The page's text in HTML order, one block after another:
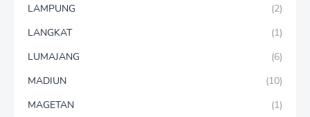
LAMPUNG
(2)
LANGKAT
(1)
LUMAJANG
(6)
MADIUN
(10)
MAGETAN
(1)